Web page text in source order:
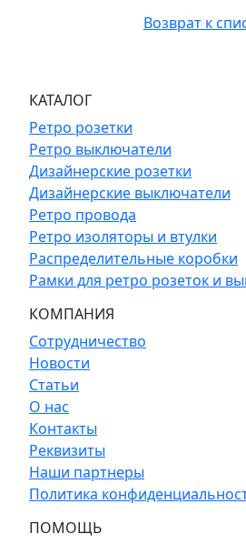
Возврат к
КАТАЛОГ
Ретро розетки
Ретро выключатели
Дизайнерские розетки
Дизайнерские выключатели
Ретро провода
Ретро изоляторы и втулки
Распределительные коробки
Рамки для ретро розеток и
КОМПАНИЯ
Сотрудничество
Новости
Статьи
О нас
Контакты
Реквизиты
Наши партнеры
Политика
ПОМОЩЬ